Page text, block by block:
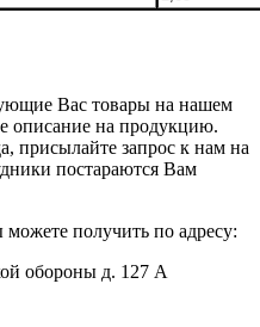
Вас товары на нашем
описание на продукцию.
присылайте запрос к нам на
постараются Вам
получить по адресу:
обороны д. 127 А